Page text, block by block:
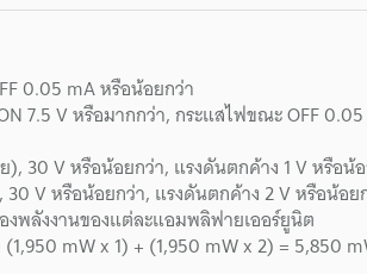
0.05 mA หรือน้อยกว่า
7.5 V หรือมากกว่า, กระแสไฟขณะ OFF
30 V หรือน้อยกว่า, แรงดันตกค้าง 1 V หรือน้
V หรือน้อยกว่า, แรงดันตกค้าง 2 V หรือน้อย
งพลังงานของแต่ละแอมพลิฟายเออร์ยูนิต
mW x 1) + (1,950 mW x 2) = 5,850